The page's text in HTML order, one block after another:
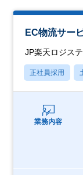
EC物流サー
JP楽天ロジス
正社員採用
業務内容